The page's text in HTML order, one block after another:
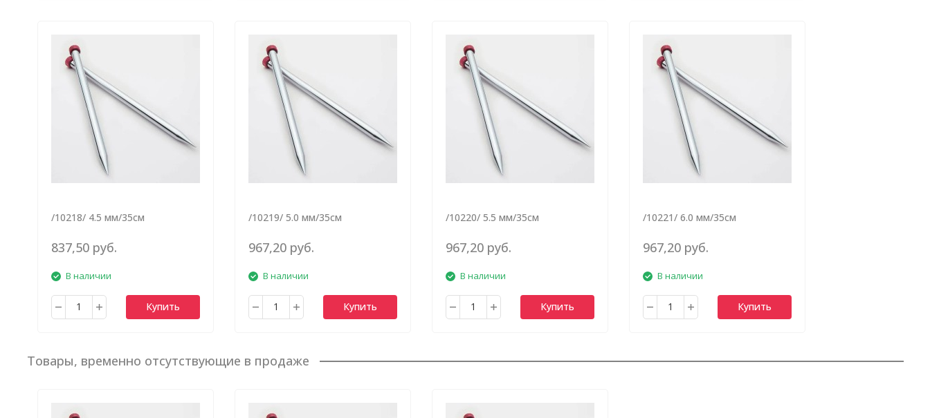
/10218/ 4.5 мм/35см
837,50 руб.
В наличии
Купить
/10219/ 5.0 мм/35см
967,20 руб.
В наличии
Купить
/10220/ 5.5 мм/35см
967,20 руб.
В наличии
Купить
/10221/ 6.0 мм/35см
967,20 руб.
В наличии
Купить
Товары, временно отсутствующие в продаже